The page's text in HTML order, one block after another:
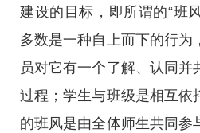
建设的目标，即所谓的“班
多数是一种自上而下的行为
员对它有一个了解、认同并
过程；学生与班级是相互依
的班风是由全体师生共同参